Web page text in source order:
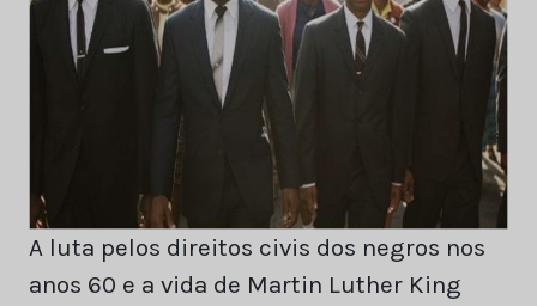
A luta pelos direitos civis dos negros nos
anos 60 e a vida de Martin Luther King